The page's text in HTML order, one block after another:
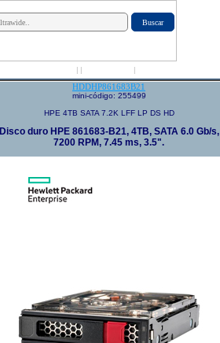
| | |
HDDHP861683B21
mini-código: 255499
HPE 4TB SATA 7.2K LFF LP DS HD
Disco duro HPE 861683-B21, 4TB, SATA 6.0 Gb/s,
7200 RPM, 7.45 ms, 3.5".